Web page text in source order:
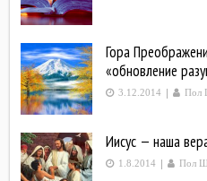
Гора
«обновление
3.12.2014 | Пол
Иисус — наша
1.8.2014 | Пол